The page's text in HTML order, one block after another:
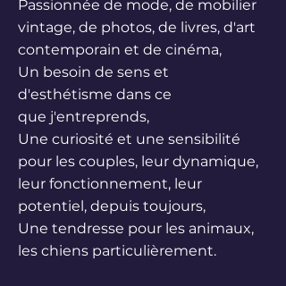
Passionnée de mode, de mobilier
vintage, de photos, de livres, d'art
contemporain et de cinéma,
Un besoin de sens et
d'esthétisme dans ce
que j'entreprends,
Une curiosité et une sensibilité
pour les couples, leur dynamique,
leur fonctionnement, leur
potentiel, depuis toujours,
Une tendresse pour les animaux,
les chiens particulièrement.